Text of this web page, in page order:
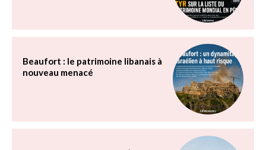
Beaufort : le patrimoine libanais à
nouveau menacé